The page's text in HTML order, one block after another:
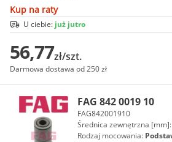
Kup na raty
U ciebie: już jutro
56,77zł/szt.
Darmowa dostawa od 250 zł
FAG 842 0019 10
FAG842001910
Średnica zewnętrzna [mm]:
Rodzaj mocowania: